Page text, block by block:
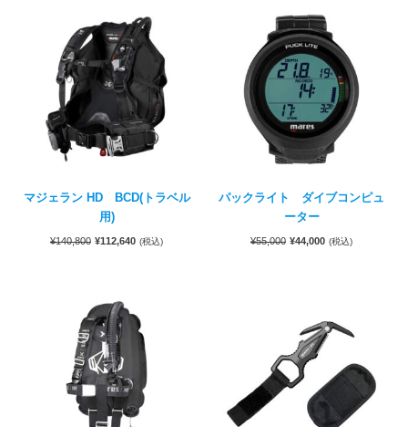
マジェラン HD BCD(トラベル
用)
¥140,800 ¥112,640 (税込)
パックライト ダイブコンピュ
ーター
¥55,000 ¥44,000 (税込)